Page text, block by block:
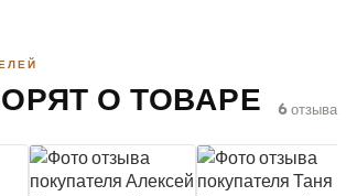
О ТОВАРЕ 6 отзыва